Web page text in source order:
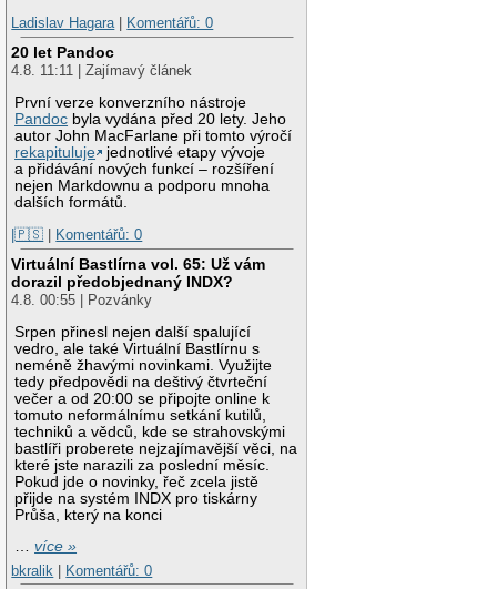
Ladislav Hagara| Komentářů: 0
20 let Pandoc
4.8. 11:11 | Zajímavý článek
První verze konverzního nástroje
Pandoc byla vydána před 20 lety. Jeho
autor John MacFarlane při tomto výročí
rekapituluje
jednotlivé etapy vývoje
a přidávání nových funkcí – rozšíření
nejen Markdownu a podporu mnoha
dalších formátů.
|🇵🇸
Komentářů: 0
Virtuální Bastlírna vol. 65: Už vám
dorazil předobjednaný INDX?
4.8. 00:55 | Pozvánky
Srpen přinesl nejen další spalující
vedro, ale také Virtuální Bastlírnu s
neméně žhavými novinkami. Využijte
tedy předpovědi na deštivý čtvrteční
večer a od 20:00 se připojte online k
tomuto neformálnímu setkání kutilů,
techniků a vědců, kde se strahovskými
bastlíři proberete nejzajímavější věci, na
které jste narazili za poslední měsíc.
Pokud jde o novinky, řeč zcela jistě
přijde na systém INDX pro tiskárny
Průša, který na konci
…více »
bkralik | Komentářů: 0